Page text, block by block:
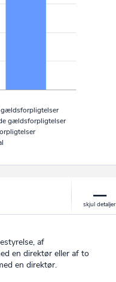
gældsforpligtelser
af
en direktør eller af to
en direktør.